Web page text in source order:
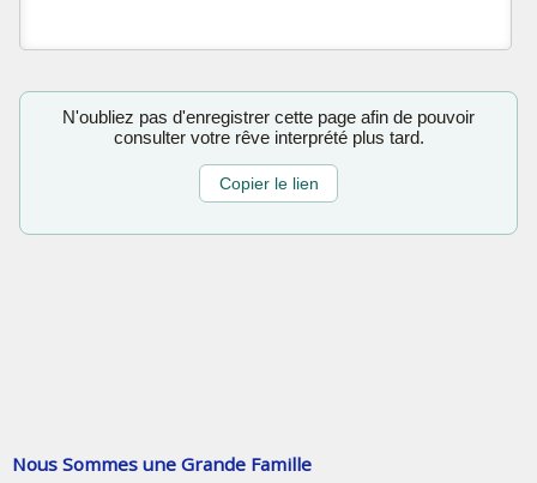
N'oubliez pas d'enregistrer cette page afin de pouvoir
consulter votre rêve interprété plus tard.
Copier le lien
Nous Sommes une Grande Famille